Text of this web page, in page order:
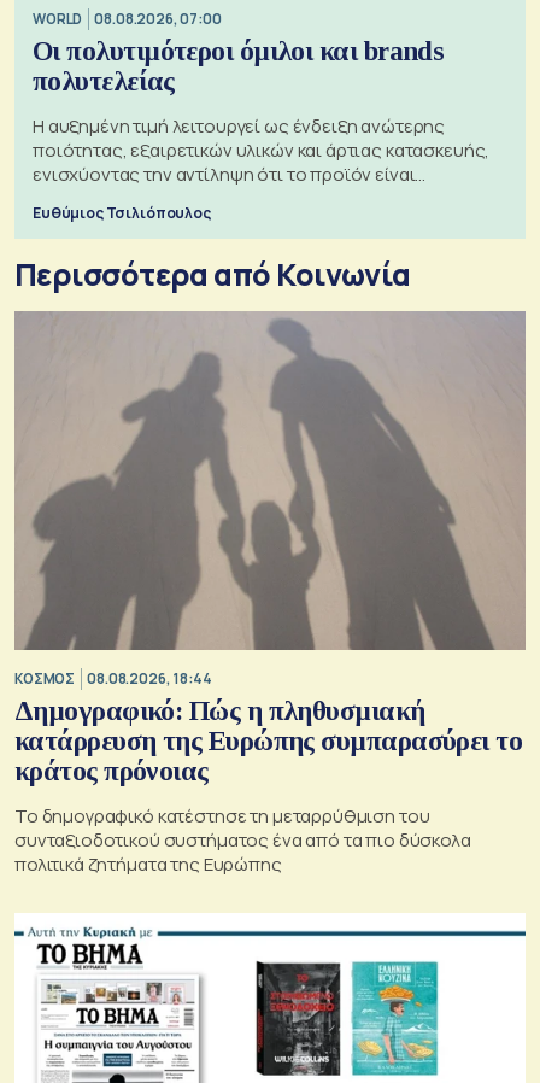
WORLD 08.08.2026, 07:00
Οι πολυτιμότεροι όμιλοι και brands
πολυτελείας
Η αυξημένη τιμή λειτουργεί ως ένδειξη ανώτερης
ποιότητας, εξαιρετικών υλικών και άρτιας κατασκευής,
ενισχύοντας την αντίληψη ότι το προϊόν είναι
Ευθύμιος Τσιλιόπουλος
Περισσότερα από Κοινωνία
ΚΟΣΜΟΣ 08.08.2026, 18:44
Δημογραφικό: Πώς η πληθυσμιακή
κατάρρευση της Ευρώπης συμπαρασύρει το
κράτος πρόνοιας
Το δημογραφικό κατέστησε τη μεταρρύθμιση του
συνταξιοδοτικού συστήματος ένα από τα πιο δύσκολα
πολιτικά ζητήματα της Ευρώπης